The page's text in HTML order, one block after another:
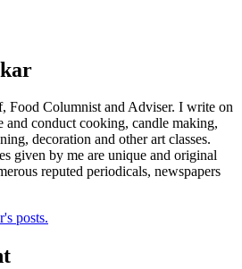
Food Columnist and Adviser. I write on
and conduct cooking, candle making,
decoration and other art classes.
given by me are unique and original
reputed periodicals, newspapers
posts.